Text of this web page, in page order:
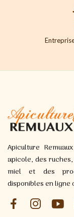
Apiculture
apicole, des
miel et des
disponibles en ligne